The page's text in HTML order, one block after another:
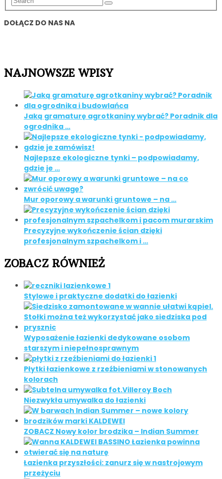
DOŁĄCZ DO NAS NA
NAJNOWSZE WPISY
Jaką gramaturę agrotkaniny wybrać? Poradnik dla
ogrodnika …
Najlepsze ekologiczne tynki – podpowiadamy,
gdzie je …
Mur oporowy a warunki gruntowe – na …
Precyzyjne wykończenie ścian dzięki
profesjonalnym szpachelkom i …
ZOBACZ RÓWNIEŻ
Stylowe i praktyczne dodatki do łazienki
Wyposażenie łazienki dedykowane osobom
starszym i niepełnosprawnym
Płytki łazienkowe z rzeźbieniami w stonowanych
kolorach
Niezwykła umywalka do łazienki
ZOBACZ Nowy kolor brodzika – Indian Summer
Łazienka przyszłości: zanurz się w nastrojowym
przeżyciu